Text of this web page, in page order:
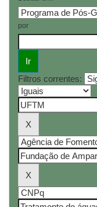
por
Filtros correntes: